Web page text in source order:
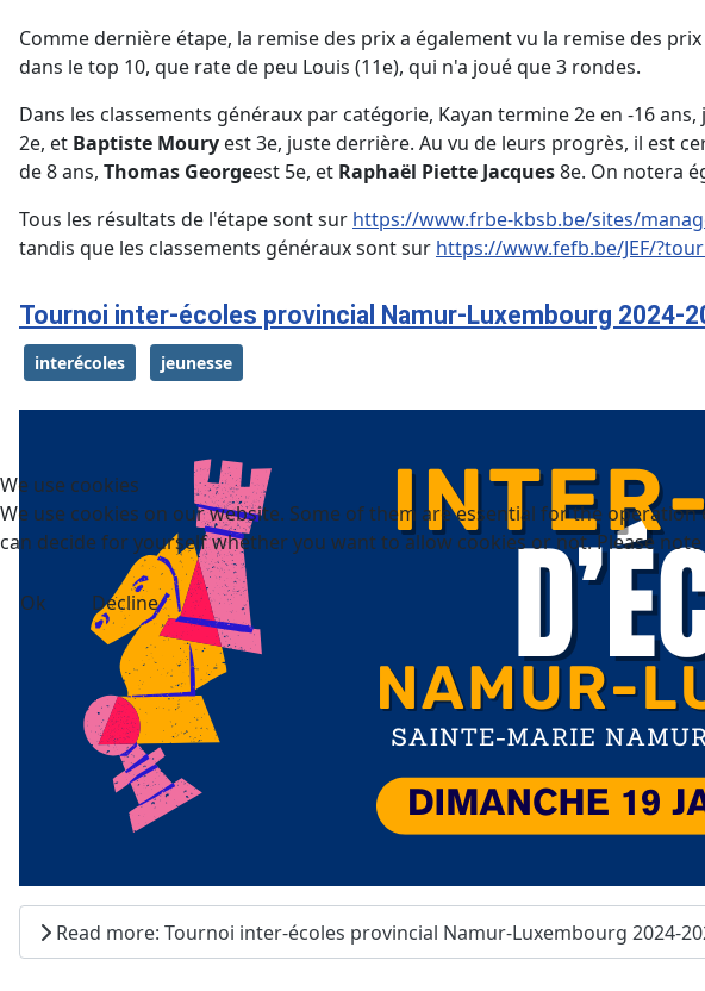
Comme dernière étape, la remise des prix a également vu la remise des
dans le top 10, que rate de peu Louis (11e), qui n'a joué que 3 rondes.
Dans les classements généraux par catégorie, Kayan termine 2e en -16
2e, et Baptiste Moury est 3e, juste derrière. Au vu de leurs progrès, il est
de 8 ans, Thomas Georgeest 5e, et Raphaël Piette Jacques8e. On notera
Tous les résultats de l'étape sont sur https://www.frbe-kbsb.be/sites/
tandis que les classements généraux sont sur https://www.fefb.be/JEF/
Tournoi inter-écoles provincial Namur-Luxembourg 2024-
interécoles jeunesse
Read more: Tournoi inter-écoles provincial Namur-Luxembourg 2024-
We use cookies
We use cookies on our website. Some of them are essential for the
can decide for yourself whether you want to allow cookies or not. Please
Ok Decline